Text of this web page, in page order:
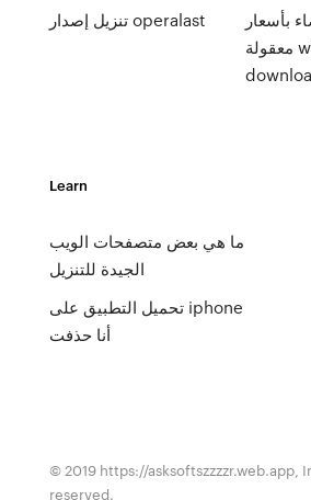
تنزيل إصدار operalast
بأسعار
معقولة wii u iso
Learn
ما هي بعض متصفحات الويب
الجيدة للتنزيل
تحميل التطبيق على iphone
أنا حذفت
© 2019 https://asksoftszzzzr.web.app,
reserved.